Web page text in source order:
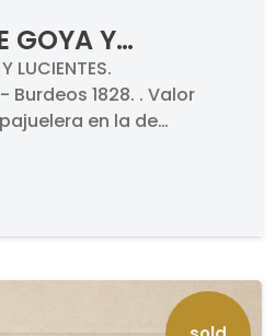
GOYA Y
varonil de la
en la de
LUCIENTES.
Burdeos 1828. . Valor
en la de
buril y bruñidor.
Nacional para